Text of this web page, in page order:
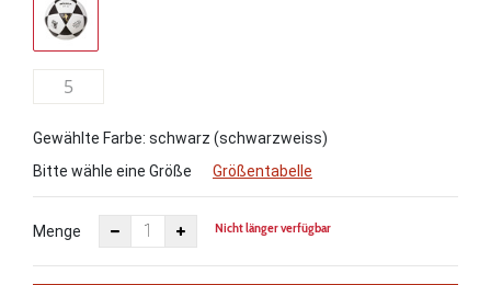
5
Gewählte Farbe: schwarz (schwarzweiss)
Bitte wähle eine Größe
Größentabelle
Menge Nicht länger verfügbar